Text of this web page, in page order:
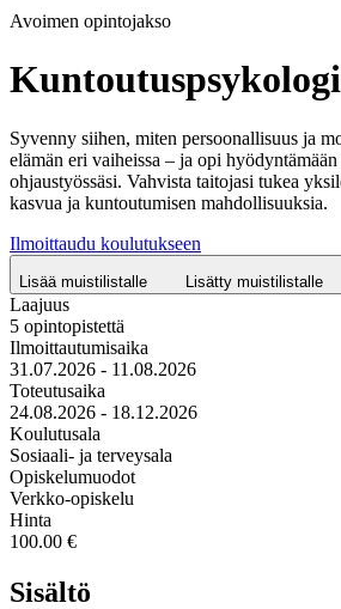
Avoimen opintojakso
Syvenny siihen, miten persoonallisuus ja
elämän eri vaiheissa – ja opi
ohjaustyössäsi. Vahvista taitojasi tukea
kasvua ja kuntoutumisen mahdollisuuksia.
Ilmoittaudu koulutukseen
Lisää muistilistalle Lisätty muistilistalle
Laajuus
5 opintopistettä
Ilmoittautumisaika
31.07.2026 - 11.08.2026
Toteutusaika
24.08.2026 - 18.12.2026
Koulutusala
Sosiaali- ja terveysala
Opiskelumuodot
Verkko-opiskelu
Hinta
100.00 €
Sisältö